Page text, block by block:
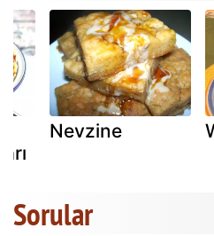
Nevzine
Sorular